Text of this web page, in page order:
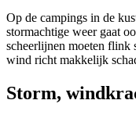
Op de campings in de
stormachtige weer gaat
scheerlijnen moeten flink
wind richt makkelijk
Storm,